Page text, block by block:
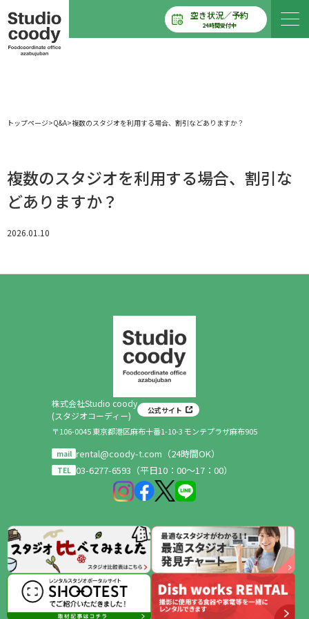
空き状況／予約
24時間受付中
トップページ>Q&A>複数のスタジオを利用する場合、割引などありますか？
複数のスタジオを利用する場合、割引な
どありますか？
2026.01.10
株式会社Studio coody
(スタジオコーディー)
公式サイト
〒106-0045 東京都港区麻布十番1-10-3 モンテプラザ麻布905
mail rental@coody-t.com（24時間OK）
TEL 03-6277-6593（平日10：00～17：00）